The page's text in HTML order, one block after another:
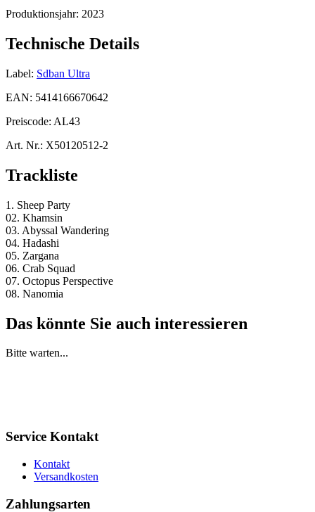
Produktionsjahr: 2023
Technische Details
Label: Sdban Ultra
EAN: 5414166670642
Preiscode: AL43
Art. Nr.: X50120512-2
Trackliste
1. Sheep Party
02. Khamsin
03. Abyssal Wandering
04. Hadashi
05. Zargana
06. Crab Squad
07. Octopus Perspective
08. Nanomia
Das könnte Sie auch interessieren
Bitte warten...
Service Kontakt
Kontakt
Versandkosten
Zahlungsarten